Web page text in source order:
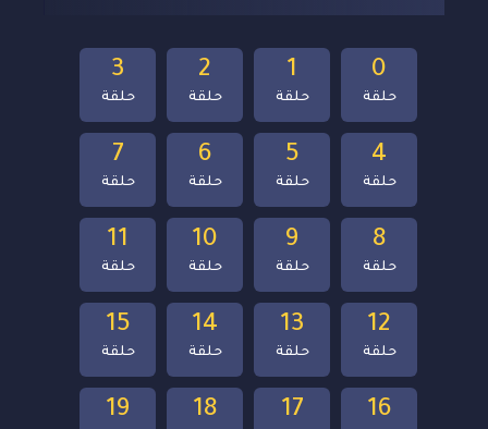
19 18 17 16
15
حلقة
14
حلقة
13
حلقة
12
حلقة
11
حلقة
10
حلقة
9
حلقة
8
حلقة
7
حلقة
6
حلقة
5
حلقة
4
حلقة
3
حلقة
2
حلقة
1
حلقة
0
حلقة